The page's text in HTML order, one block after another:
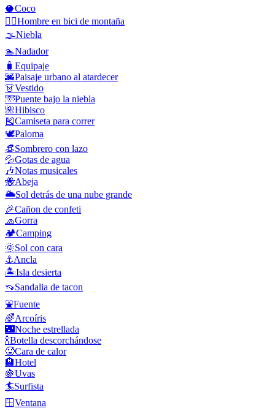
🥥Coco
🚵‍♂️Hombre en bici de montaña
🌫️Niebla
🏊Nadador
🧳 Equipaje
🌆Paisaje urbano al atardecer
👗Vestido
🌁Puente bajo la niebla
🌺Hibisco
🎽Camiseta para correr
🕊️Paloma
👒Sombrero con lazo
💦Gotas de agua
🎶Notas musicales
🐝Abeja
🌥️Sol detrás de una nube grande
🎉Cañon de confeti
🧢Gorra
🏕️Camping
🌞Sol con cara
⚓Ancla
🏝️Isla desierta
👡Sandalia de tacon
⛲Fuente
🌈Arcoíris
🌃Noche estrellada
🍾Botella descorchándose
🥵Cara de calor
🏨Hotel
🍇Uvas
🏄Surfista
🪟Ventana